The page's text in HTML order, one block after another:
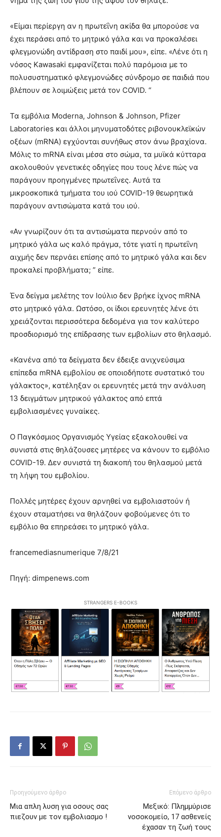
«Είμαι περίεργη αν η πρωτεΐνη ακίδα θα μπορούσε να
έχει περάσει από το μητρικό γάλα και να προκαλέσει
φλεγμονώδη αντίδραση στο παιδί μου», είπε. «Λένε ότι η
νόσος Kawasaki εμφανίζεται πολύ παρόμοια με το
πολυσυστηματικό φλεγμονώδες σύνδρομο σε παιδιά που
βλέπουν σε λοιμώξεις μετά τον COVID. “
Τα εμβόλια Moderna, Johnson & Johnson, Pfizer
Laboratories και άλλοι μηνυματοδότες ριβονουκλεϊκών
οξέων (mRNA) εγχύονται συνήθως στον άνω βραχίονα.
Μόλις το mRNA είναι μέσα στο σώμα, τα μυϊκά κύτταρα
ακολουθούν γενετικές οδηγίες που τους λένε πώς να
παράγουν προηγμένες πρωτεΐνες. Αυτά τα
μικροσκοπικά τμήματα του ιού COVID-19 θεωρητικά
παράγουν αντισώματα κατά του ιού.
«Αν γνωρίζουν ότι τα αντισώματα περνούν από το
μητρικό γάλα ως καλό πράγμα, τότε γιατί η πρωτεΐνη
αιχμής δεν περνάει επίσης από το μητρικό γάλα και δεν
προκαλεί προβλήματα; ” είπε.
Ένα δείγμα μελέτης τον Ιούλιο δεν βρήκε ίχνος mRNA
στο μητρικό γάλα. Ωστόσο, οι ίδιοι ερευνητές λένε ότι
χρειάζονται περισσότερα δεδομένα για τον καλύτερο
προσδιορισμό της επίδρασης των εμβολίων στο θηλασμό.
«Κανένα από τα δείγματα δεν έδειξε ανιχνεύσιμα
επίπεδα mRNA εμβολίου σε οποιοδήποτε συστατικό του
γάλακτος», κατέληξαν οι ερευνητές μετά την ανάλυση
13 δειγμάτων μητρικού γάλακτος από επτά
εμβολιασμένες γυναίκες.
Ο Παγκόσμιος Οργανισμός Υγείας εξακολουθεί να
συνιστά στις θηλάζουσες μητέρες να κάνουν το εμβόλιο
COVID-19. Δεν συνιστά τη διακοπή του θηλασμού μετά
τη λήψη του εμβολίου.
Πολλές μητέρες έχουν αρνηθεί να εμβολιαστούν ή
έχουν σταματήσει να θηλάζουν φοβούμενες ότι το
εμβόλιο θα επηρεάσει το μητρικό γάλα.
francemediasnumerique 7/8/21
Πηγή: dimpenews.com
STRANGERS E-BOOKS
Προηγούμενο άρθρο
Μια απλη λυση για οσους σας
πιεζουν με τον εμβολιασμο !
Επόμενο άρθρο
Μεξικό: Πλημμύρισε
νοσοκομείο, 17 ασθενείς
έχασαν τη ζωή τους